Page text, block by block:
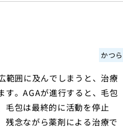
かつら
範囲に及んでしまうと、治療
す。AGAが進行すると、毛包
毛包は最終的に活動を停止
残念ながら薬剤による治療で